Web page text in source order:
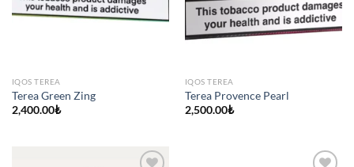
IQOS TEREA
Terea Green Zing
2,400.00₺
IQOS TEREA
Terea Provence Pearl
2,500.00₺